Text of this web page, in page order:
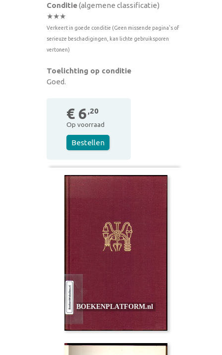
Conditie(algemene classificatie)
★★★
Verkeert in goede conditie (Geen missende pagina's of
serieuze beschadigingen, kan lichte gebruiksporen
vertonen)
Toelichting op conditie
Goed.
€ 6 ,20
Op voorraad
Bestellen